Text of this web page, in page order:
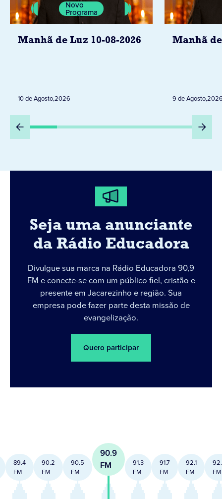
Novo
Programa
Manhã de Luz 10-08-2026
10 de Agosto,2026
Manhã de
9 de Agosto,
Seja uma anunciante
da Rádio Educadora
Divulgue sua marca na Rádio Educadora 90,9
FM e conecte-se com um público fiel, cristão e
presente em Jacarezinho e região. Sua
empresa pode fazer parte desta missão de
evangelização.
Quero participar
89.4
FM
90.2
FM
90.5
FM
90.9
FM
91.3
FM
91.7
FM
92.1
FM
FM